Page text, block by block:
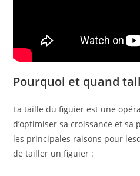
Pourquoi et quand
La taille du figuier est une
d’optimiser sa croissance et
les principales raisons pour
de tailler un figuier :